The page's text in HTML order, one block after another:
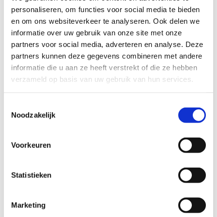
personaliseren, om functies voor social media te bieden
en om ons websiteverkeer te analyseren. Ook delen we
informatie over uw gebruik van onze site met onze
partners voor social media, adverteren en analyse. Deze
partners kunnen deze gegevens combineren met andere
informatie die u aan ze heeft verstrekt of die ze hebben
verzameld op basis van uw gebruik van hun services.
Noodzakelijk
Voorkeuren
Statistieken
Marketing
Het maakt niet uit welk materiaal je aanschaft voor de
babykamer. Zowel natuurlijk als synthetisch bedtextiel
is geschikt voor je baby als bedekking en kleding. Als
je de TOG-waarde van het (bed)textiel en de
kamertemperatuur weet, dan kun je vooraf al bepalen
of je baby niet te warm in bed wordt gelegd. Omdat
elke baby anders kan reageren op toedekken en
kleding, is het belangrijk om het comfort goed te
blijven controleren aan hals en voetjes (huid mag niet
klam of koud aanvoelen). Ook het gewicht van een
zwaarder de deken, hoe meer warmtestuwing en